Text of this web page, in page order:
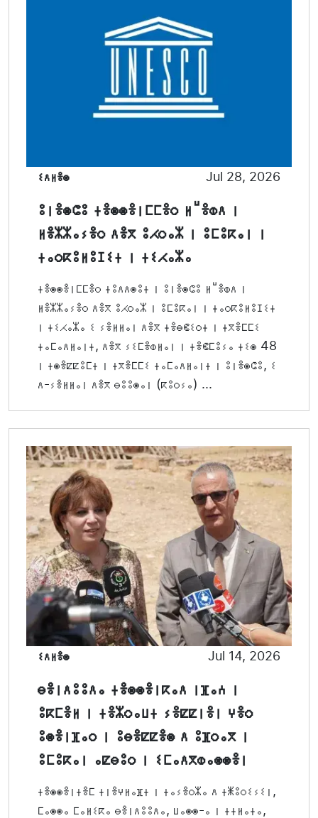
ⵉⴷⵍⴻⵙ Jul 28, 2026
ⵓⵏⴻⵙⵛⵓ ⵜⴻⵙⵙⴻⵏⵎⵎⴻⵔ ⵍⵯⴻⵀⴷ ⵏ
ⵍⴻⵣⵣⴰⵢⴻⵔ ⴷⴻⴳ ⵓⵃⵔⴰⵣ ⵏ ⵓⵎⵓⴽⴰⵏ ⵏ
ⵜⴰⵔⴽⵓⵍⵓⵊⵉⵜ ⵏ ⵜⵉⵃⴰⵣⴰ
ⵜⴻⵙⵙⴻⵏⵎⵎⴻⵔ ⵜⵓⴷⴷⵙⵓⵜ ⵏ ⵓⵏⴻⵙⵛⵓ ⵍⵯⴻⵀⴷ ⵏ
ⵍⴻⵣⵣⴰⵢⴻⵔ ⴷⴻⴳ ⵓⵃⵔⴰⵣ ⵏ ⵓⵎⵓⴽⴰⵏ ⵏ ⵜⴰⵔⴽⵓⵍⵓⵊⵉⵜ
ⵏ ⵜⵉⵃⴰⵣⴰ ⵉ ⵢⴻⵍⵍⴰⵏ ⴷⴻⴳ ⵜⴻⴱⵞⵉⵔⵜ ⵏ ⵜⴳⴻⵎⵎⵉ
ⵜⴰⵎⴰⴷⵍⴰⵏⵜ, ⴷⴻⴳ ⵢⵉⵎⴻⵀⵍⴰⵏ ⵏ ⵜⴻⵞⵎⵓⵢⴰ ⵜⵉⵙ 48
ⵏ ⵜⵙⴻⵇⵇⵓⵎⵜ ⵏ ⵜⴳⴻⵎⵎⵉ ⵜⴰⵎⴰⴷⵍⴰⵏⵜ ⵏ ⵓⵏⴻⵙⵛⵓ, ⵉ
ⴷ-ⵢⴻⵍⵍⴰⵏ ⴷⴻⴳ ⴱⵓⵓⵙⴰⵏ (ⴽⵓⵔⵢⴰ) ...
ⵉⴷⵍⴻⵙ Jul 14, 2026
ⴱⴻⵏⴷⵓⵓⴷⴰ ⵜⴻⵙⵙⴻⵏⴽⴰⴷ ⵏⴼⴰⵄ ⵏ
ⵓⴽⵎⴻⵍ ⵏ ⵜⴻⵣⵔⴰⵡⵜ ⵢⴻⵇⵇⵏⴻⵏ ⵖⴻⵔ
ⵓⵙⴻⵏⴼⴰⵔ ⵏ ⵓⴱⴻⵇⵇⴻⵙ ⴷ ⵓⴼⵔⴰⴳ ⵏ
ⵓⵎⵓⴽⴰⵏ ⴰⵇⴱⵓⵔ ⵏ ⵉⵎⴰⴷⴳⵀⴰⵙⵙⴻⵏ
ⵜⴻⵙⵙⴻⵏⵜⴻⵎ ⵜⵏⴻⵖⵍⴰⴼⵜ ⵏ ⵜⴰⵢⴻⵔⵣⴰ ⴷ ⵜⵥⵓⵔⵉⵢⵉⵏ,
ⵎⴰⵙⵙⴰ ⵎⴰⵍⵉⴽⴰ ⴱⴻⵏⴷⵓⵓⴷⴰ, ⵡⴰⵙⵙ-ⴰ ⵏ ⵜⵜⵍⴰⵜⴰ,